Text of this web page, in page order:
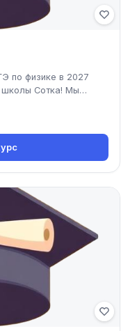
по физике в 2027
школы Сотка! Мы